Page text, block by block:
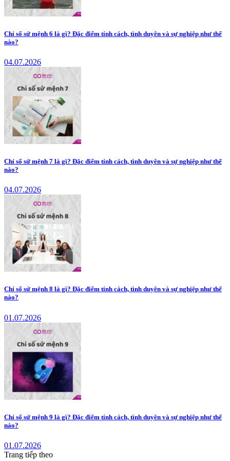
Chỉ số sứ mệnh 6 là gì? Đặc điểm tính cách, tình duyên và sự nghiệp như thế
nào?
04.07.2026
Chỉ số sứ mệnh 7 là gì? Đặc điểm tính cách, tình duyên và sự nghiệp như thế
nào?
04.07.2026
Chỉ số sứ mệnh 8 là gì? Đặc điểm tính cách, tình duyên và sự nghiệp như thế
nào?
01.07.2026
Chỉ số sứ mệnh 9 là gì? Đặc điểm tính cách, tình duyên và sự nghiệp như thế
nào?
01.07.2026
Trang tiếp theo